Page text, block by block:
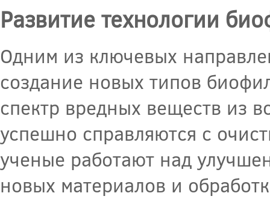
Развитие технологии
Одним из ключевых
создание новых типов
спектр вредных веществ из
успешно справляются с
ученые работают над
новых материалов и